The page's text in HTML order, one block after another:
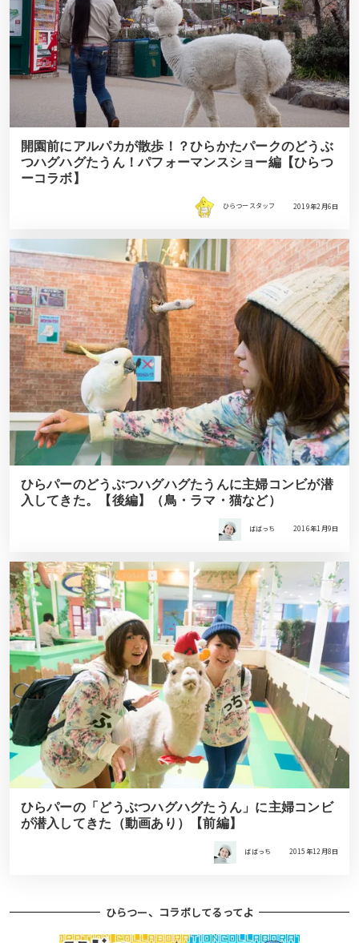
開園前にアルパカが散歩！？ひらかたパークのどうぶ
つハグハグたうん！パフォーマンスショー編【ひらつ
ーコラボ】
ひらつースタッフ 2019年2月6日
ひらパーのどうぶつハグハグたうんに主婦コンビが潜
入してきた。【後編】（鳥・ラマ・猫など）
ばばっち 2016年1月9日
ひらパーの「どうぶつハグハグたうん」に主婦コンビ
が潜入してきた（動画あり）【前編】
ばばっち 2015年12月8日
ひらつー、コラボしてるってよ